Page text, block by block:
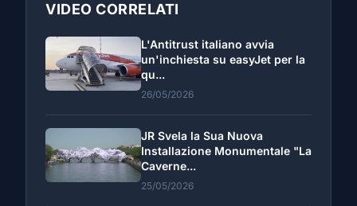
VIDEO CORRELATI
L'Antitrust italiano avvia
un'inchiesta su easyJet per la
qu...
26/05/2026
JR Svela la Sua Nuova
Installazione Monumentale "La
Caverne...
25/05/2026